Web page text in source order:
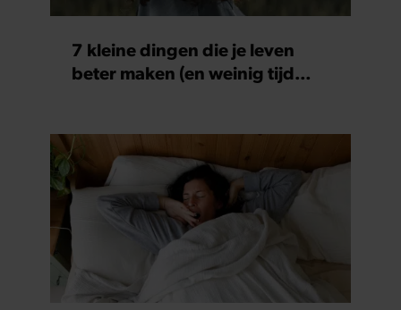
7 kleine dingen die je leven
beter maken (en weinig tijd